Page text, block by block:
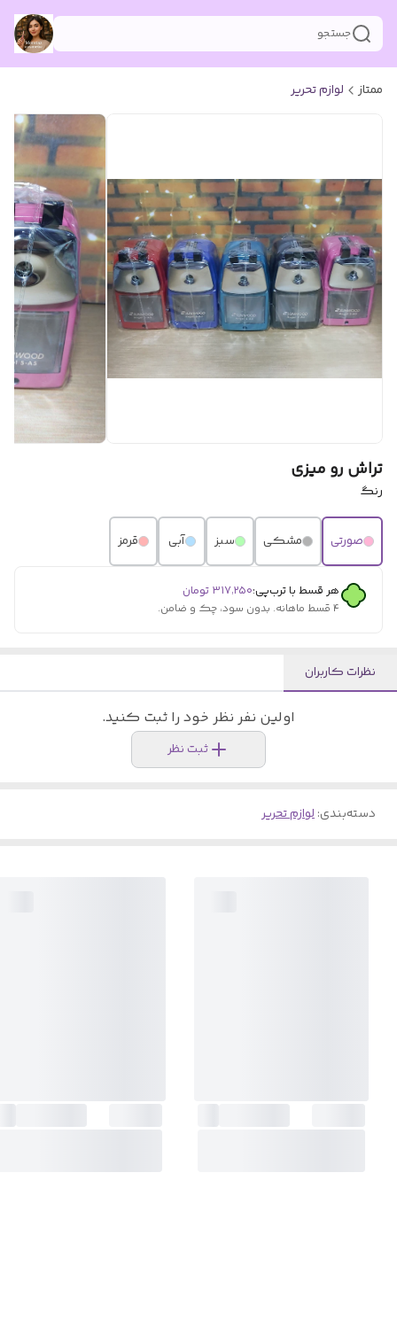
جستجو
ممتاز لوازم تحریر
تراش رو میزی
رنگ
صورتی مشکی سبز آبی قرمز
هر قسط با ترب‌پی:۳۱۷٬۲۵۰ تومان
۴ قسط ماهانه. بدون سود، چک و ضامن.
نظرات کاربران
اولین نفر نظر خود را ثبت کنید.
ثبت نظر
دسته‌بندی:لوازم تحریر